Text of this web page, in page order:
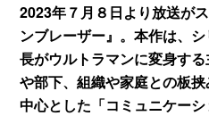
2023年７月８日より放送が
ンブレーザー』。本作は、
長がウルトラマンに変身す
や部下、組織や家庭との板
中心とした「コミュニケー